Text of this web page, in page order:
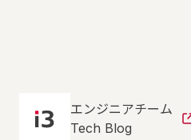
エンジニアチーム
Tech Blog